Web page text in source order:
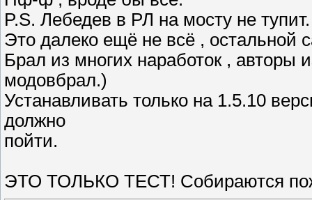
P.S. Лебедев в РЛ на мосту не тупит.
Это далеко ещё не всё , остальной
Брал из многих наработок , авторы
модовбрал.)
Устанавливать только на 1.5.10
должно
пойти.
ЭТО ТОЛЬКО ТЕСТ! Собираются